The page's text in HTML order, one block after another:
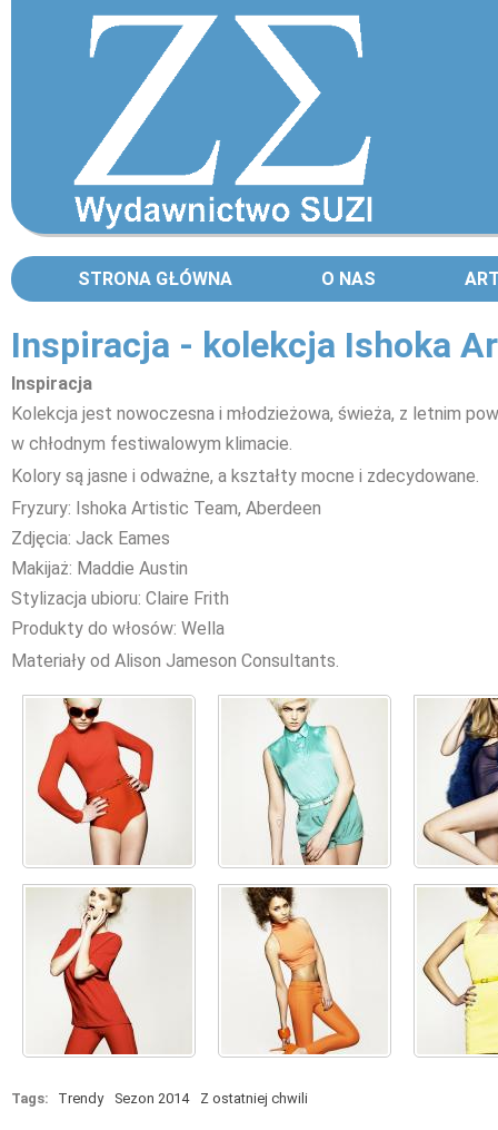
STRONA GŁÓWNA O NAS
Inspiracja - kolekcja Ishoka
Inspiracja
Kolekcja jest nowoczesna i młodzieżowa, świeża, z letnim
w chłodnym festiwalowym klimacie.
Kolory są jasne i odważne, a kształty mocne i zdecydowane.
Fryzury: Ishoka Artistic Team, Aberdeen
Zdjęcia: Jack Eames
Makijaż: Maddie Austin
Stylizacja ubioru: Claire Frith
Produkty do włosów: Wella
Materiały od Alison Jameson Consultants.
Tags: Trendy Sezon 2014 Z ostatniej chwili